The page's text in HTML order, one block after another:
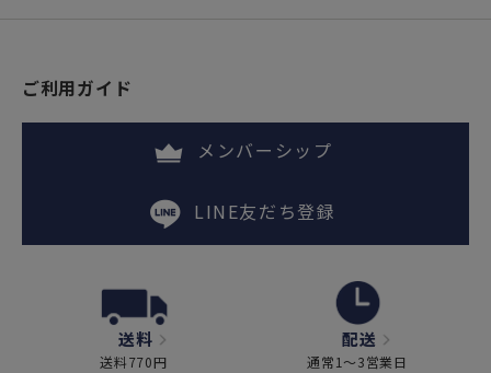
ご利用ガイド
メンバーシップ
LINE友だち登録
送料
送料770円
配送
通常1～3営業日